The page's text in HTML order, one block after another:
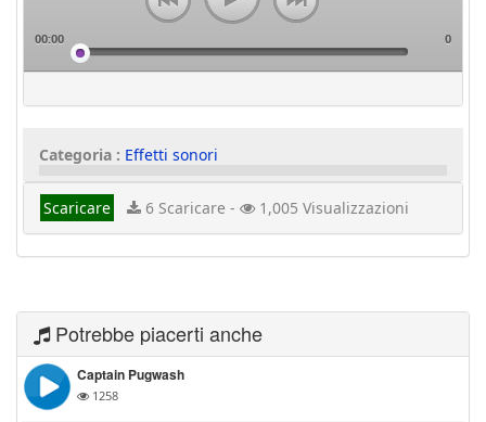
00:00 0
Categoria : Effetti sonori
Scaricare 6 Scaricare - 1,005 Visualizzazioni
Potrebbe piacerti anche
Captain Pugwash
1258